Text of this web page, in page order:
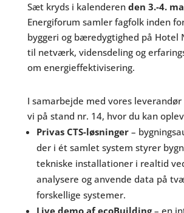
Sæt kryds i kalenderen den 3.-4.
Energiforum samler fagfolk inden
byggeri og bæredygtighed på Hotel
til netværk, vidensdeling og
om energieffektivisering.
I samarbejde med vores leverandør
vi på stand nr. 14, hvor du kan
Privas CTS-løsninger–
der i ét samlet system styrer
tekniske installationer i realtid
analysere og anvende data på
forskellige systemer.
Live demo af ecoBuilding– en